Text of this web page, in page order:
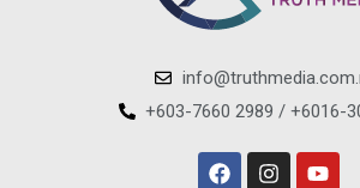
+603-7660 2989 / +6016-